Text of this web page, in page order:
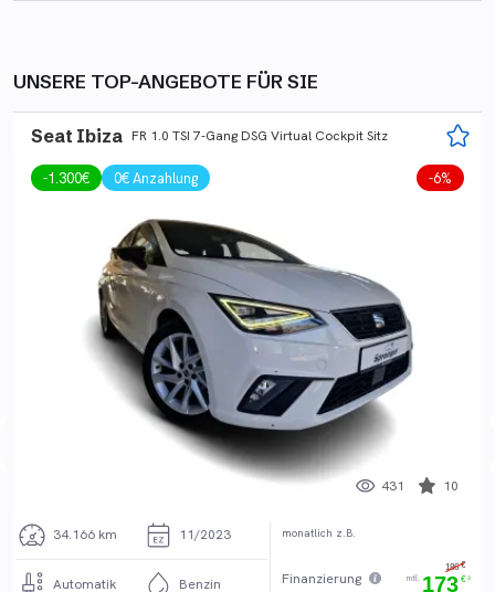
UNSERE TOP-ANGEBOTE FÜR SIE
Seat Ibiza FR 1.0 TSI 7-Gang DSG Virtual Cockpit Sitz
-1.300€ 0€ Anzahlung -6%
431 10
34.166 km 11/2023
Automatik Benzin
monatlich z.B.
Finanzierung
186 €
mtl. 173 € 3